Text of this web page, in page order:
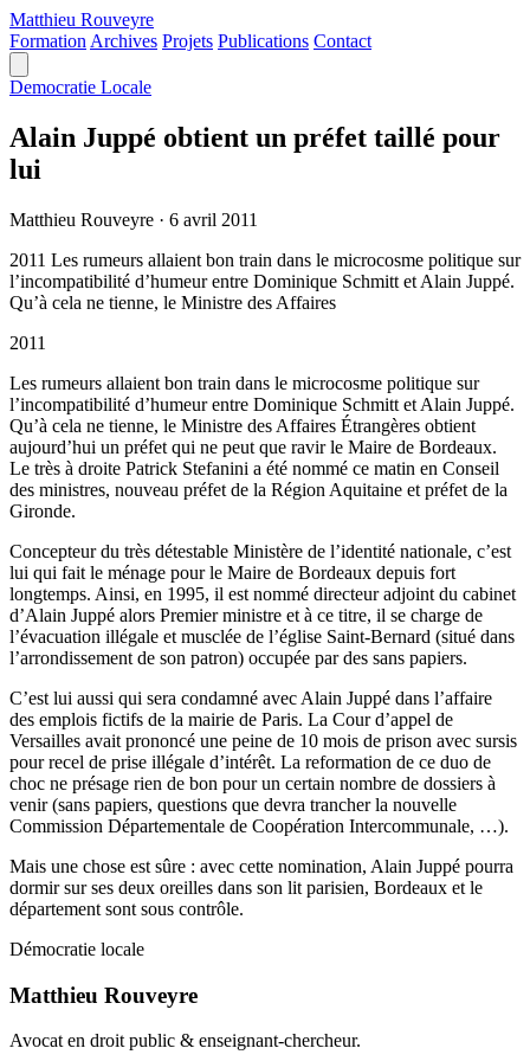
Matthieu Rouveyre
Formation Archives Projets Publications Contact
Democratie Locale
Alain Juppé obtient un préfet taillé pour
lui
Matthieu Rouveyre · 6 avril 2011
2011 Les rumeurs allaient bon train dans le microcosme politique sur
l’incompatibilité d’humeur entre Dominique Schmitt et Alain Juppé.
Qu’à cela ne tienne, le Ministre des Affaires
2011
Les rumeurs allaient bon train dans le microcosme politique sur
l’incompatibilité d’humeur entre Dominique Schmitt et Alain Juppé.
Qu’à cela ne tienne, le Ministre des Affaires Étrangères obtient
aujourd’hui un préfet qui ne peut que ravir le Maire de Bordeaux.
Le très à droite Patrick Stefanini a été nommé ce matin en Conseil
des ministres, nouveau préfet de la Région Aquitaine et préfet de la
Gironde.
Concepteur du très détestable Ministère de l’identité nationale, c’est
lui qui fait le ménage pour le Maire de Bordeaux depuis fort
longtemps. Ainsi, en 1995, il est nommé directeur adjoint du cabinet
d’Alain Juppé alors Premier ministre et à ce titre, il se charge de
l’évacuation illégale et musclée de l’église Saint-Bernard (situé dans
l’arrondissement de son patron) occupée par des sans papiers.
C’est lui aussi qui sera condamné avec Alain Juppé dans l’affaire
des emplois fictifs de la mairie de Paris. La Cour d’appel de
Versailles avait prononcé une peine de 10 mois de prison avec sursis
pour recel de prise illégale d’intérêt. La reformation de ce duo de
choc ne présage rien de bon pour un certain nombre de dossiers à
venir (sans papiers, questions que devra trancher la nouvelle
Commission Départementale de Coopération Intercommunale, …).
Mais une chose est sûre : avec cette nomination, Alain Juppé pourra
dormir sur ses deux oreilles dans son lit parisien, Bordeaux et le
département sont sous contrôle.
Démocratie locale
Matthieu Rouveyre
Avocat en droit public & enseignant-chercheur.